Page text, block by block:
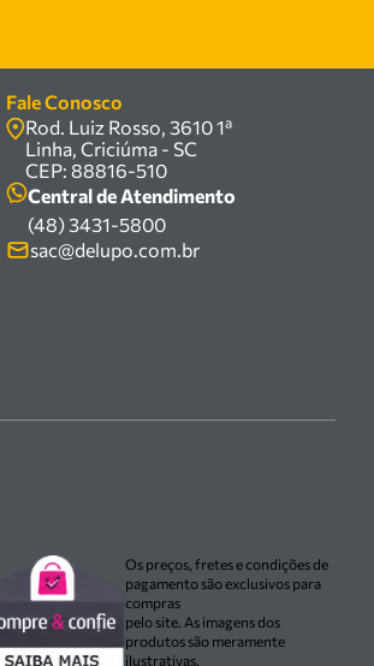
Fale Conosco
Rod. Luiz Rosso, 3610 1ª
Linha, Criciúma - SC
CEP: 88816-510
Central de Atendimento
(48) 3431-5800
sac@delupo.com.br
Os preços, fretes e condições de
pagamento são exclusivos para
compras
pelo site. As imagens dos
produtos são meramente
ilustrativas.